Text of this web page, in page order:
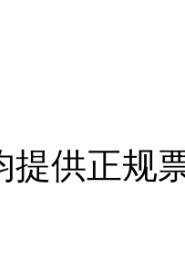
提供正规